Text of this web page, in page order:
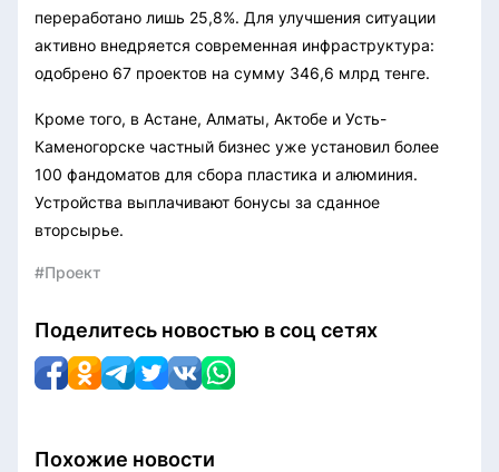
переработано лишь 25,8%. Для улучшения ситуации
активно внедряется современная инфраструктура:
одобрено 67 проектов на сумму 346,6 млрд тенге.
Кроме того, в Астане, Алматы, Актобе и Усть-
Каменогорске частный бизнес уже установил более
100 фандоматов для сбора пластика и алюминия.
Устройства выплачивают бонусы за сданное
вторсырье.
#Проект
Поделитесь новостью в соц сетях
Похожие новости